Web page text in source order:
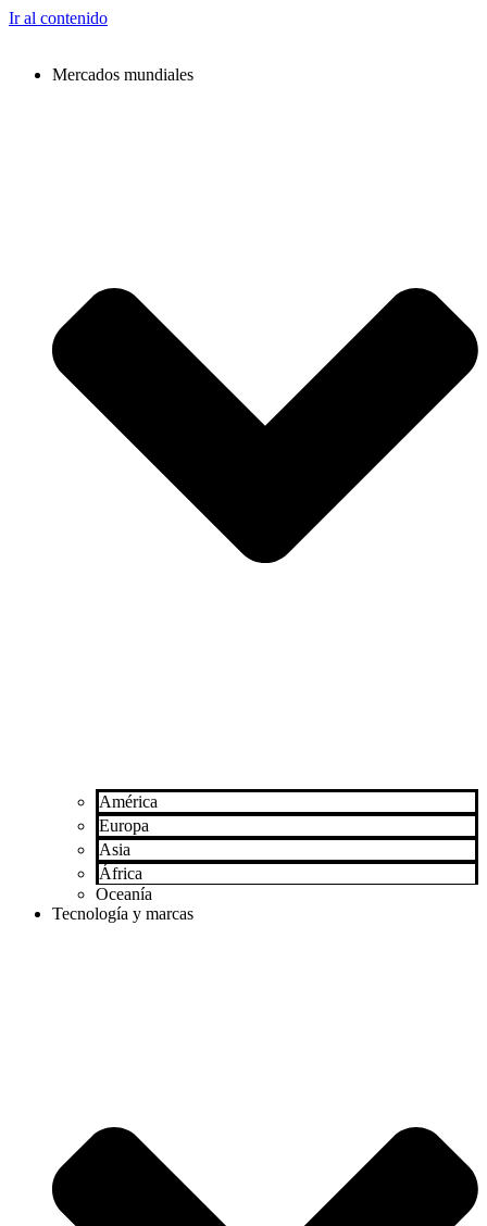
Ir al contenido
Mercados mundiales
América
Europa
Asia
África
Oceanía
Tecnología y marcas